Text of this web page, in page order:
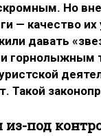
Но вне
— качество
давать
горнолыжным
Такой
под